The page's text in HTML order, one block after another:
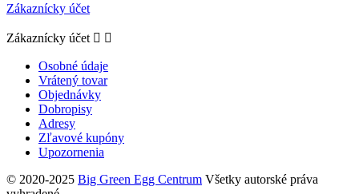
Zákaznícky účet
Zákaznícky účet  
Osobné údaje
Vrátený tovar
Objednávky
Dobropisy
Adresy
Zľavové kupóny
Upozornenia
© 2020-2025 Big Green Egg Centrum Všetky autorské práva